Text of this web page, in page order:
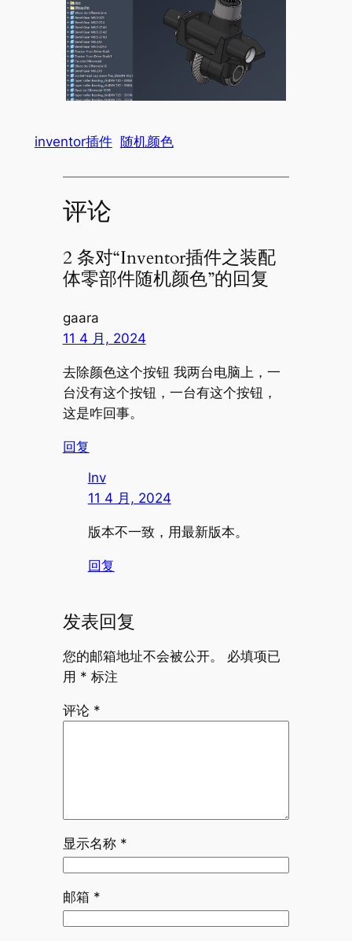
inventor插件 随机颜色
评论
2 条对“Inventor插件之装配
体零部件随机颜色”的回复
gaara
11 4 月, 2024
去除颜色这个按钮 我两台电脑上，一
台没有这个按钮，一台有这个按钮，
这是咋回事。
回复
lnv
11 4 月, 2024
版本不一致，用最新版本。
回复
发表回复
您的邮箱地址不会被公开。
必填项已
用 * 标注
评论 *
显示名称 *
邮箱 *